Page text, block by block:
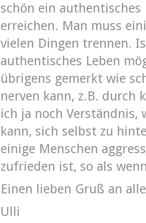
schön ein authentisches
erreichen. Man muss
vielen Dingen trennen.
authentisches Leben
übrigens gemerkt wie
nerven kann, z.B. durch
ich ja noch Verständnis,
kann, sich selbst zu
einige Menschen
zufrieden ist, so als
Einen lieben Gruß an
Ulli